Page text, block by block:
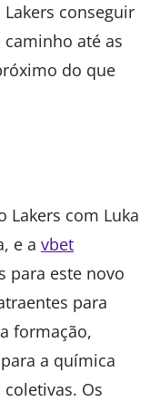
conseguir
até as
do que
com Luka
e a vbet
para este novo
para
formação,
a química
Os